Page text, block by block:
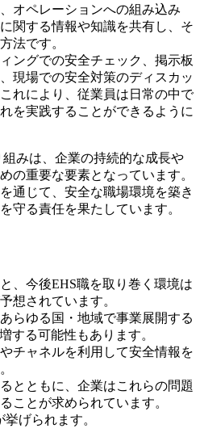
オペレーションへの組み込み
関する情報や知識を共有し、そ
法です。
ングでの安全チェック、掲示板
現場での安全対策のディスカッ
れにより、従業員は日常の中で
を実践することができるように
みは、企業の持続的な成長や
の重要な要素となっています。
通じて、安全な職場環境を築き
守る責任を果たしています。
、今後EHS職を取り巻く環境は
想されています。
らゆる国・地域で事業展開する
する可能性もあります。
チャネルを利用して安全情報を
とともに、企業はこれらの問題
ことが求められています。
げられます。